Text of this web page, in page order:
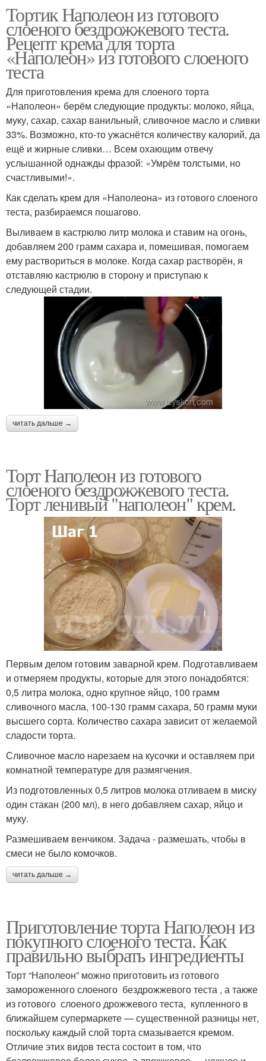
Тортик Наполеон из готового
слоеного бездрожжевого теста.
Рецепт крема для торта
«Наполеон» из готового слоеного
теста
Для приготовления крема для слоеного торта
«Наполеон» берём следующие продукты: молоко, яйца,
муку, сахар, сахар ванильный, сливочное масло и сливки
33%. Возможно, кто-то ужаснётся количеству калорий, да
ещё и жирные сливки… Всем охающим отвечу
услышанной однажды фразой: «Умрём толстыми, но
счастливыми!».
Как сделать крем для «Наполеона» из готового слоеного
теста, разбираемся пошагово.
Выливаем в кастрюлю литр молока и ставим на огонь,
добавляем 200 грамм сахара и, помешивая, помогаем
ему раствориться в молоке. Когда сахар растворён, я
отставляю кастрюлю в сторону и приступаю к
следующей стадии.
читать дальше →
Торт Наполеон из готового
слоеного бездрожжевого теста.
Торт ленивый "наполеон" крем.
Первым делом готовим заварной крем. Подготавливаем
и отмеряем продукты, которые для этого понадобятся:
0,5 литра молока, одно крупное яйцо, 100 грамм
сливочного масла, 100-130 грамм сахара, 50 грамм муки
высшего сорта. Количество сахара зависит от желаемой
сладости торта.
Сливочное масло нарезаем на кусочки и оставляем при
комнатной температуре для размягчения.
Из подготовленных 0,5 литров молока отливаем в миску
один стакан (200 мл), в него добавляем сахар, яйцо и
муку.
Размешиваем венчиком. Задача - размешать, чтобы в
смеси не было комочков.
читать дальше →
Приготовление торта Наполеон из
покупного слоеного теста. Как
правильно выбрать ингредиенты
Торт “Наполеон” можно приготовить из готового
замороженного слоеного бездрожжевого теста , а также
из готового слоеного дрожжевого теста, купленного в
ближайшем супермаркете — существенной разницы нет,
поскольку каждый слой торта смазывается кремом.
Отличие этих видов теста состоит в том, что